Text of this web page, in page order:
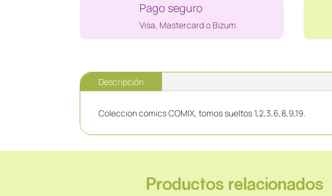
Pago seguro
Visa, Mastercard o Bizum
Descripción
Coleccion comics COMIX, tomos sueltos 1,2,3,6,8,9,19.
Productos relacionados